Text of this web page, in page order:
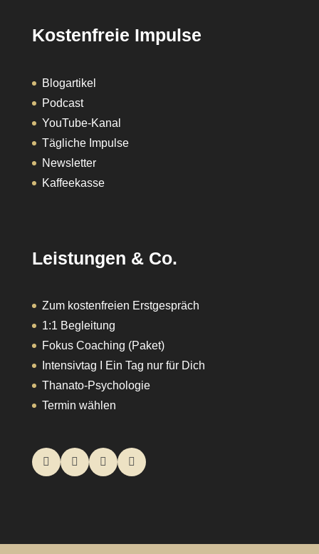
Kostenfreie Impulse
Blogartikel
Podcast
YouTube-Kanal
Tägliche Impulse
Newsletter
Kaffeekasse
Leistungen & Co.
Zum kostenfreien Erstgespräch
1:1 Begleitung
Fokus Coaching (Paket)
Intensivtag I Ein Tag nur für Dich
Thanato-Psychologie
Termin wählen